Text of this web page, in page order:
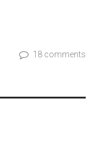
18 comments